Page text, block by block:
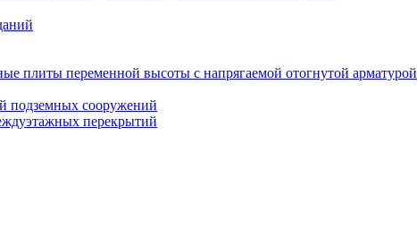
плиты переменной высоты с напрягаемой отогнутой арматурой
подземных сооружений
перекрытий